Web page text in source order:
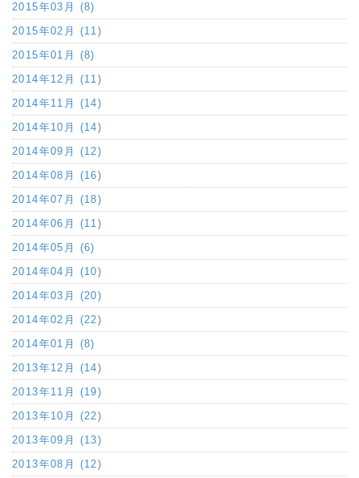
2015年03月 (8)
2015年02月 (11)
2015年01月 (8)
2014年12月 (11)
2014年11月 (14)
2014年10月 (14)
2014年09月 (12)
2014年08月 (16)
2014年07月 (18)
2014年06月 (11)
2014年05月 (6)
2014年04月 (10)
2014年03月 (20)
2014年02月 (22)
2014年01月 (8)
2013年12月 (14)
2013年11月 (19)
2013年10月 (22)
2013年09月 (13)
2013年08月 (12)